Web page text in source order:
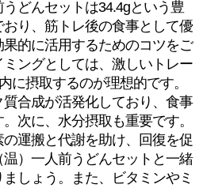
どんセットは34.4gという豊
り、筋トレ後の食事として優
的に活用するためのコツをご
ングとしては、激しいトレー
に摂取するのが理想的です。
合成が活発化しており、食事
次に、水分摂取も重要です。
運搬と代謝を助け、回復を促
）一人前うどんセットと一緒
しょう。また、ビタミンやミ